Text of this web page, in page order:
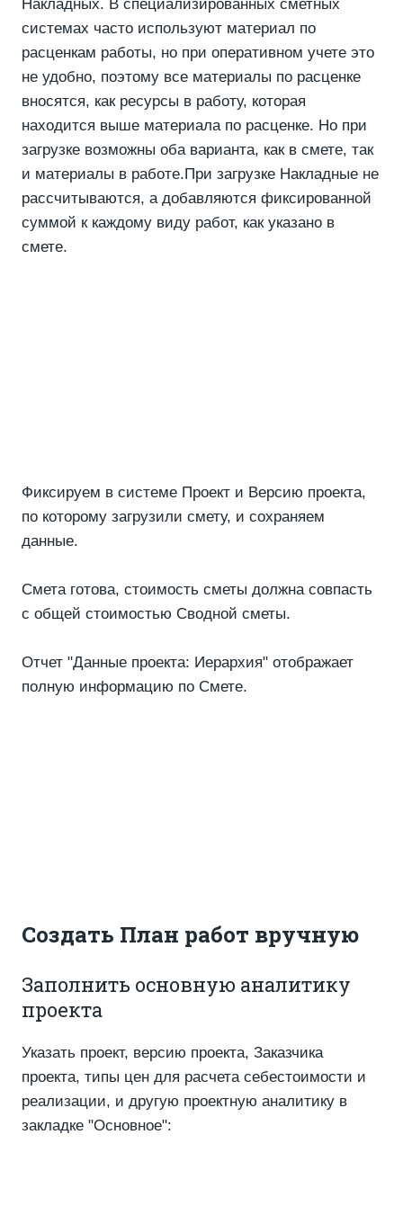
Накладных. В специализированных сметных
системах часто используют материал по
расценкам работы, но при оперативном учете это
не удобно, поэтому все материалы по расценке
вносятся, как ресурсы в работу, которая
находится выше материала по расценке. Но при
загрузке возможны оба варианта, как в смете, так
и материалы в работе.При загрузке Накладные не
рассчитываются, а добавляются фиксированной
суммой к каждому виду работ, как указано в
смете.
Фиксируем в системе Проект и Версию проекта,
по которому загрузили смету, и сохраняем
данные.
Смета готова, стоимость сметы должна совпасть
с общей стоимостью Сводной сметы.
Отчет "Данные проекта: Иерархия" отображает
полную информацию по Смете.
Создать План работ вручную
Заполнить основную аналитику
проекта
Указать проект, версию проекта, Заказчика
проекта, типы цен для расчета себестоимости и
реализации, и другую проектную аналитику в
закладке "Основное":